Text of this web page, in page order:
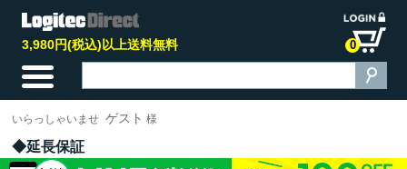
3,980円(税込)以上送料無料 0
いらっしゃいませ ゲスト 様
延長保証